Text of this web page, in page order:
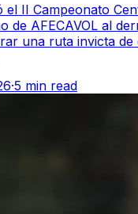
el II Campeonato
de AFECAVOL al
una ruta invicta de
·5 min read